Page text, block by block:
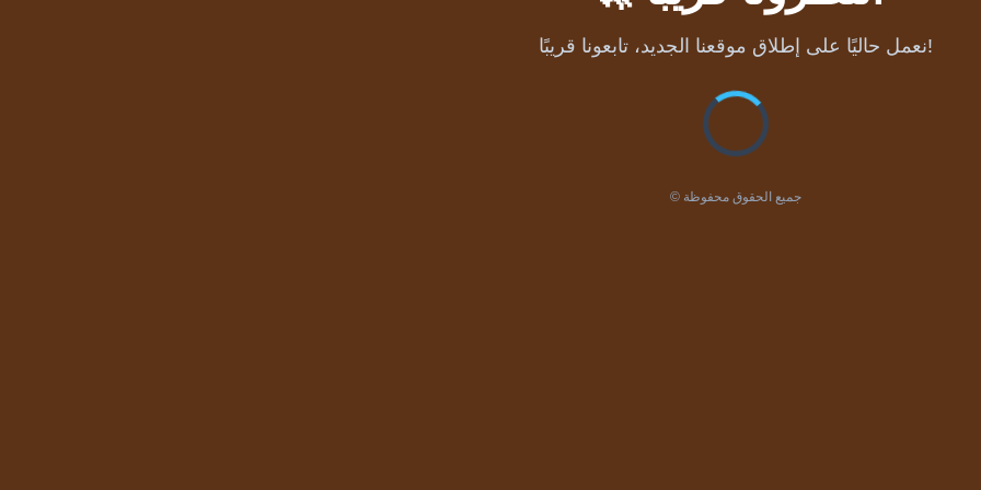
نعمل حاليًا على إطلاق موقعنا الجديد، تابعونا قريبًا!
© جميع الحقوق محفوظة